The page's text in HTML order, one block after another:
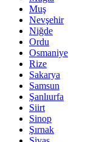
Muş
Nevşehir
Niğde
Ordu
Osmaniye
Rize
Sakarya
Samsun
Şanlıurfa
Siirt
Sinop
Şırnak